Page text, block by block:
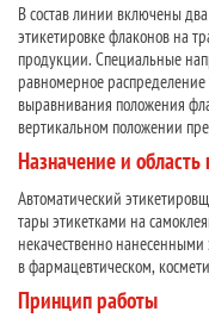
В состав линии включены
этикетировке флаконов на
продукции. Специальные
равномерное
выравнивания положения
вертикальном положении
Назначение и
Автоматический
тары этикетками на
некачественно
в фармацевтическом,
Принцип работы